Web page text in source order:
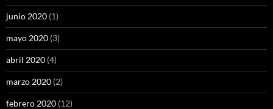
junio 2020 (1)
mayo 2020 (3)
abril 2020 (4)
marzo 2020 (2)
febrero 2020 (12)